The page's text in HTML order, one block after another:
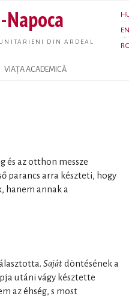
DIN ARDEAL
EN
VIAȚA ACADEMICĂ
és az otthon messze
parancs arra készteti, hogy
hanem annak a
Sajátdöntésének a
utáni vágy késztette
az éhség, s most